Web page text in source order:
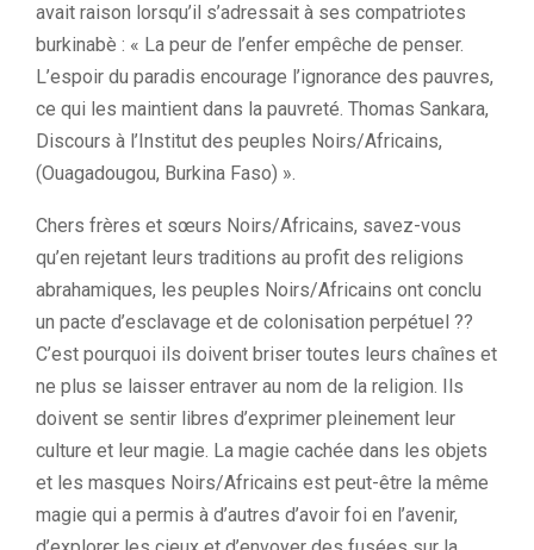
avait raison lorsqu’il s’adressait à ses compatriotes
burkinabè : « La peur de l’enfer empêche de penser.
L’espoir du paradis encourage l’ignorance des pauvres,
ce qui les maintient dans la pauvreté. Thomas Sankara,
Discours à l’Institut des peuples Noirs/Africains,
(Ouagadougou, Burkina Faso) ».
Chers frères et sœurs Noirs/Africains, savez-vous
qu’en rejetant leurs traditions au profit des religions
abrahamiques, les peuples Noirs/Africains ont conclu
un pacte d’esclavage et de colonisation perpétuel ??
C’est pourquoi ils doivent briser toutes leurs chaînes et
ne plus se laisser entraver au nom de la religion. Ils
doivent se sentir libres d’exprimer pleinement leur
culture et leur magie. La magie cachée dans les objets
et les masques Noirs/Africains est peut-être la même
magie qui a permis à d’autres d’avoir foi en l’avenir,